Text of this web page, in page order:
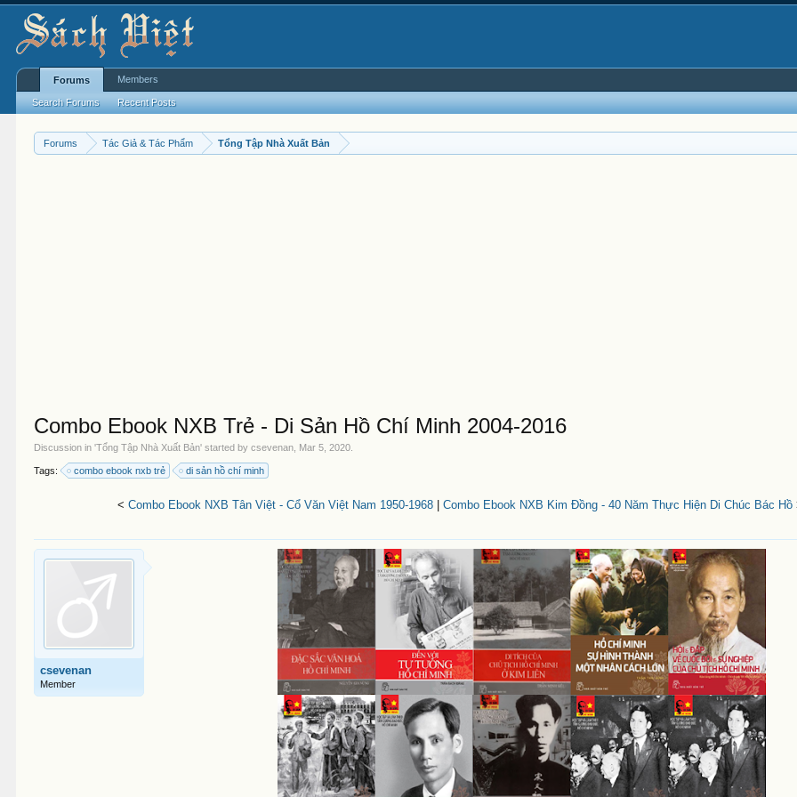
Forums Tác Giả & Tác Phẩm Tổng Tập Nhà Xuất Bản
Combo Ebook NXB Trẻ - Di Sản Hồ Chí Minh 2004-2016
Discussion in 'Tổng Tập Nhà Xuất Bản' started bycsevenan Mar 5, 2020
Tags: combo ebook nxb trẻ di sản hồ chí minh
< Combo Ebook NXB Tân Việt - Cổ Văn Việt Nam 1950-1968| Combo Ebook NXB Kim Đồng - 40 Năm Thực Hiện Di Chúc Bác Hồ
csevenan
Member
Forums
Search Forums Recent Posts
Members